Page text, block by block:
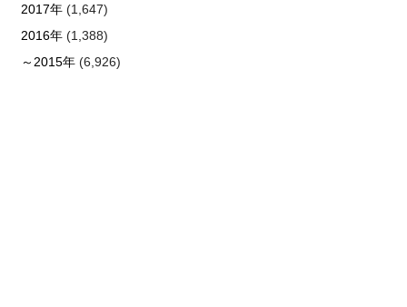
2017年(1,647)
2016年(1,388)
～2015年(6,926)